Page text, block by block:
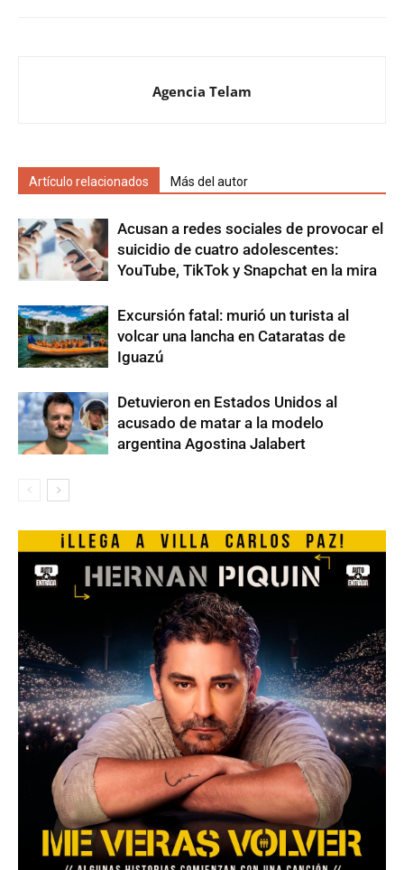
Agencia Telam
Artículo relacionados Más del autor
Acusan a redes sociales de provocar el
suicidio de cuatro adolescentes:
YouTube, TikTok y Snapchat en la mira
Excursión fatal: murió un turista al
volcar una lancha en Cataratas de
Iguazú
Detuvieron en Estados Unidos al
acusado de matar a la modelo
argentina Agostina Jalabert